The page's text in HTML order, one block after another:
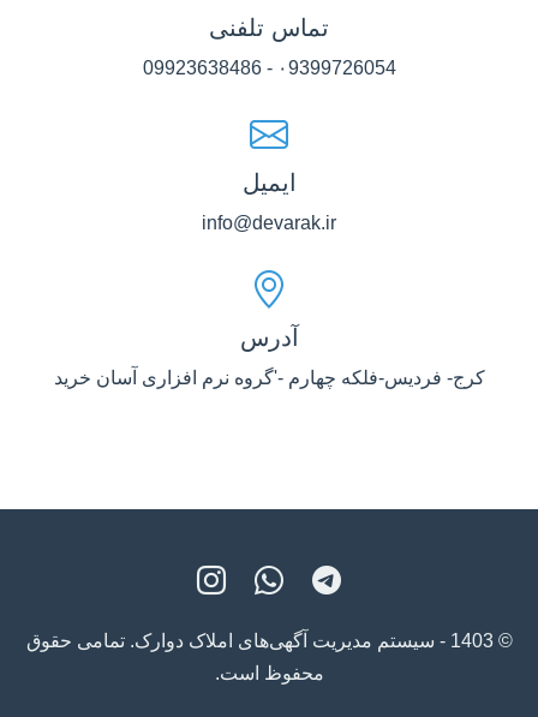
تماس تلفنی
۰9399726054 - 09923638486
ایمیل
info@devarak.ir
آدرس
کرج- فردیس-فلکه چهارم -'گروه نرم افزاری آسان خرید
© 1403 - سیستم مدیریت آگهی‌های املاک دوارک. تمامی حقوق
محفوظ است.